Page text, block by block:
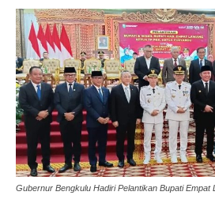
Gubernur Bengkulu Hadiri Pelantikan Bupati Empat